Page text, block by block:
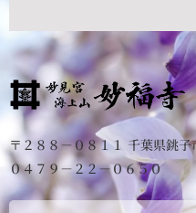
〒２８８－０８１１ 千葉県銚
０４７９－２２－０６５０